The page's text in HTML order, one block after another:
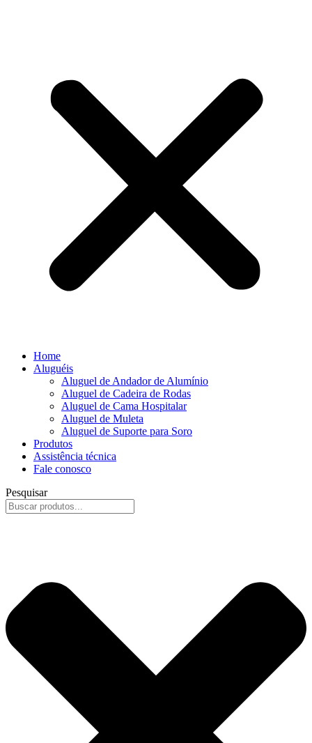
Home
Aluguéis
Aluguel de Andador de Alumínio
Aluguel de Cadeira de Rodas
Aluguel de Cama Hospitalar
Aluguel de Muleta
Aluguel de Suporte para Soro
Produtos
Assistência técnica
Fale conosco
Pesquisar